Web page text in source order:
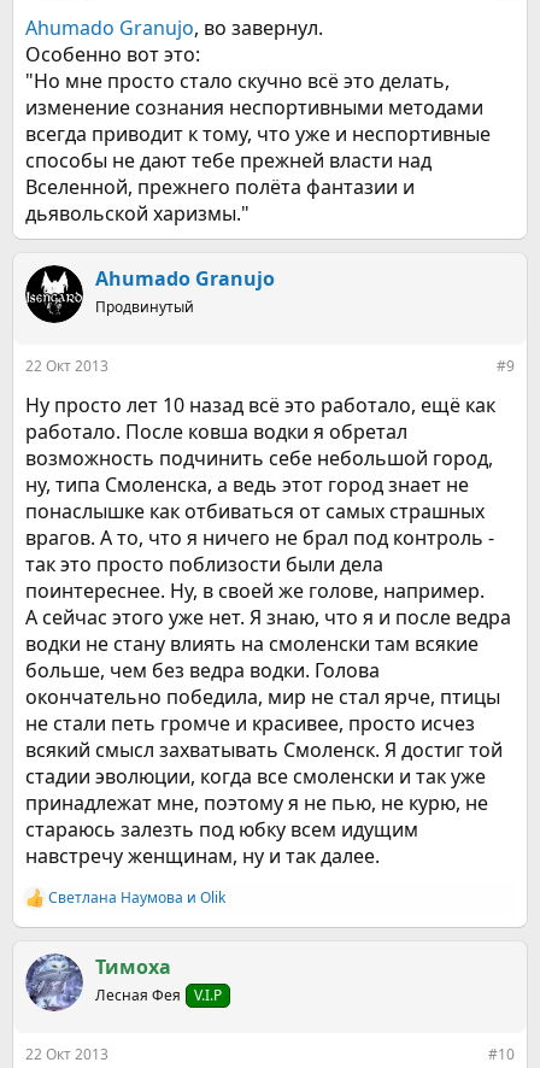
Ahumado Granujo, во завернул.
Особенно вот это:
"Но мне просто стало скучно всё это делать,
изменение сознания неспортивными методами
всегда приводит к тому, что уже и неспортивные
способы не дают тебе прежней власти над
Вселенной, прежнего полёта фантазии и
дьявольской харизмы."
Ahumado Granujo
Продвинутый
22 Окт 2013 #9
Ну просто лет 10 назад всё это работало, ещё как
работало. После ковша водки я обретал
возможность подчинить себе небольшой город,
ну, типа Смоленска, а ведь этот город знает не
понаслышке как отбиваться от самых страшных
врагов. А то, что я ничего не брал под контроль -
так это просто поблизости были дела
поинтереснее. Ну, в своей же голове, например.
А сейчас этого уже нет. Я знаю, что я и после ведра
водки не стану влиять на смоленски там всякие
больше, чем без ведра водки. Голова
окончательно победила, мир не стал ярче, птицы
не стали петь громче и красивее, просто исчез
всякий смысл захватывать Смоленск. Я достиг той
стадии эволюции, когда все смоленски и так уже
принадлежат мне, поэтому я не пью, не курю, не
стараюсь залезть под юбку всем идущим
навстречу женщинам, ну и так далее.
Р
е
к
ц
и
Светлана Наумова и Olik
Тимоха
Лесная Фея V.I.P
22 Окт 2013 #10